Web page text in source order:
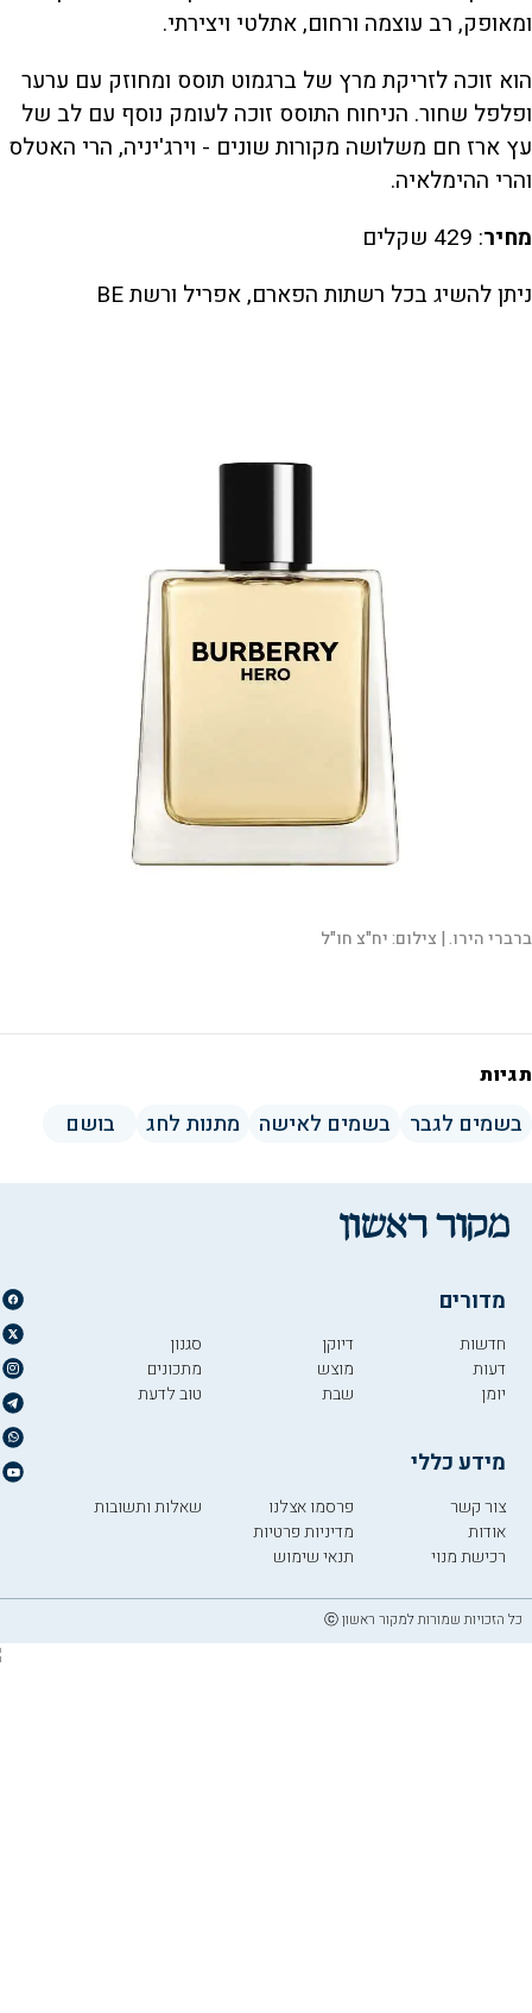
ומאופק, רב עוצמה ורחום, אתלטי ויצירתי.
הוא זוכה לזריקת מרץ של ברגמוט תוסס ומחוזק עם ערער
ופלפל שחור. הניחוח התוסס זוכה לעומק נוסף עם לב של
עץ ארז חם משלושה מקורות שונים - וירג'יניה, הרי האטלס
והרי ההימלאיה.
מחיר: 429 שקלים
ניתן להשיג בכל רשתות הפארם, אפריל ורשת BE
ברברי הירו. | צילום:יח"צ חו"ל
תגיות
בשמים לגבר בשמים לאישה מתנות לחג בושם
מדורים
חדשות
דעות
יומן
דיוקן
מוצש
שבת
סגנון
מתכונים
טוב לדעת
מידע כללי
צור קשר
אודות
רכישת מנוי
פרסמו אצלנו
מדיניות פרטיות
תנאי שימוש
שאלות ותשובות
כל הזכויות שמורות למקור ראשון ⓒ